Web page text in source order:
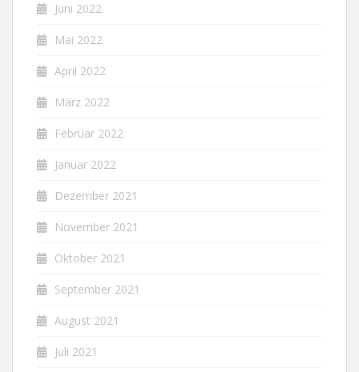
Juni 2022
Mai 2022
April 2022
März 2022
Februar 2022
Januar 2022
Dezember 2021
November 2021
Oktober 2021
September 2021
August 2021
Juli 2021